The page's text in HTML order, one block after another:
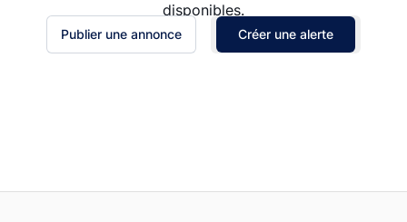
disponibles.
Publier une annonce Créer une alerte